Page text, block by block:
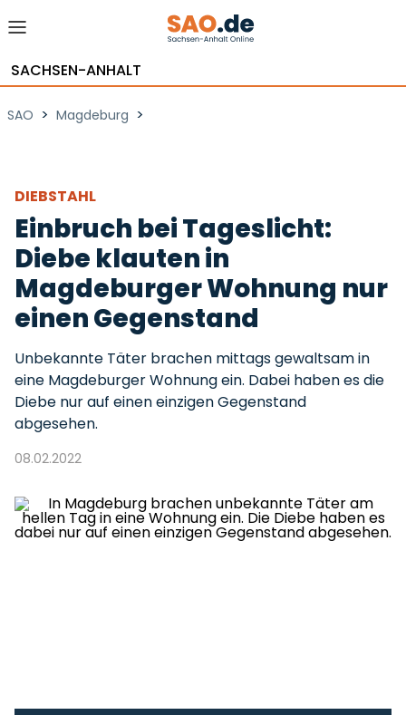
SACHSEN-ANHALT
SAO > Magdeburg >
DIEBSTAHL
Einbruch bei Tageslicht:
Diebe klauten in
Magdeburger Wohnung nur
einen Gegenstand
Unbekannte Täter brachen mittags gewaltsam in
eine Magdeburger Wohnung ein. Dabei haben es die
Diebe nur auf einen einzigen Gegenstand
abgesehen.
08.02.2022